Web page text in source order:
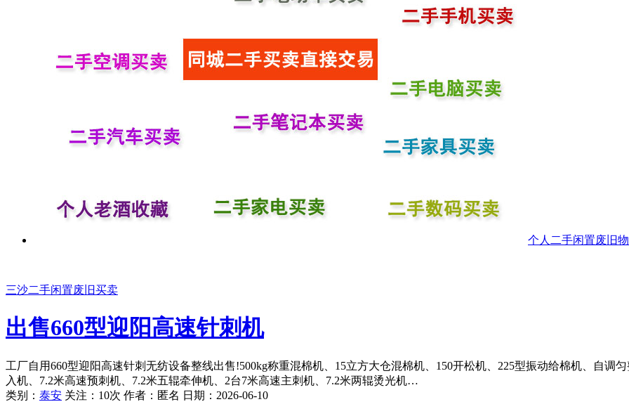
个人二手闲置废旧
三沙二手闲置废旧买卖
出售660型迎阳高速针刺机
工厂自用660型迎阳高速针刺无纺设备整线出售!500kg称重混棉机、15立方大仓混棉机、150开松机、225型振动给棉机、自调
入机、7.2米高速预刺机、7.2米五辊牵伸机、2台7米高速主刺机、7.2米两辊烫光机…
类别： 泰安 关注：10次 作者： 匿名 日期： 2026-06-10